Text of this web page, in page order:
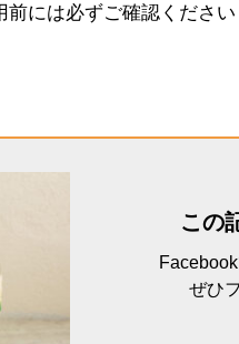
には必ずご確認ください
この
ぜひ